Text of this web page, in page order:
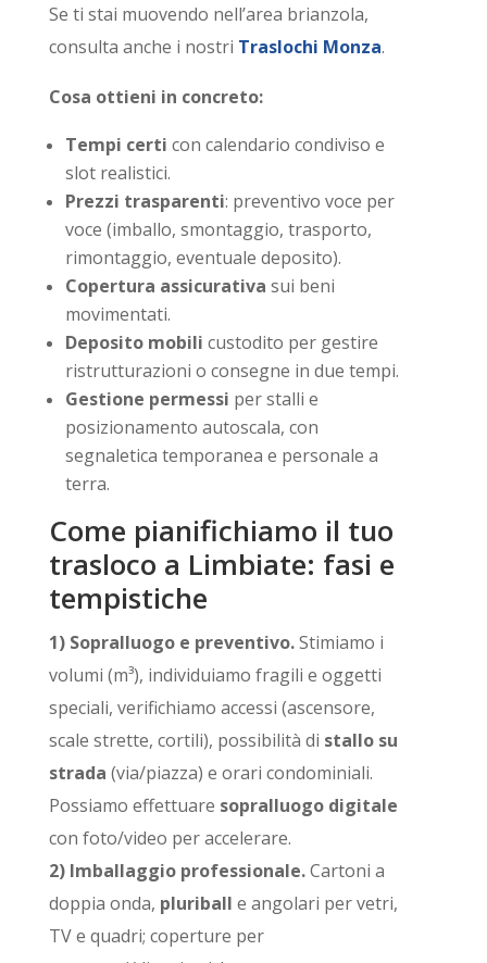
Se ti stai muovendo nell’area brianzola,
consulta anche i nostri Traslochi Monza.
Cosa ottieni in concreto:
Tempi certi con calendario condiviso e
slot realistici.
Prezzi trasparenti: preventivo voce per
voce (imballo, smontaggio, trasporto,
rimontaggio, eventuale deposito).
Copertura assicurativa sui beni
movimentati.
Deposito mobili custodito per gestire
ristrutturazioni o consegne in due tempi.
Gestione permessi per stalli e
posizionamento autoscala, con
segnaletica temporanea e personale a
terra.
Come pianifichiamo il tuo
trasloco a Limbiate: fasi e
tempistiche
1) Sopralluogo e preventivo.Stimiamo i
volumi (m³), individuiamo fragili e oggetti
speciali, verifichiamo accessi (ascensore,
scale strette, cortili), possibilità di stallo su
strada (via/piazza) e orari condominiali.
Possiamo effettuare sopralluogo digitale
con foto/video per accelerare.
2) Imballaggio professionale.Cartoni a
doppia onda, pluriball e angolari per vetri,
TV e quadri; coperture per